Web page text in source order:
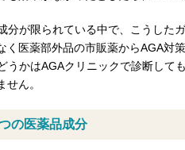
分が限られている中で、こうした
く医薬部外品の市販薬からAGA対
うかはAGAクリニックで診断して
せん。
の医薬品成分